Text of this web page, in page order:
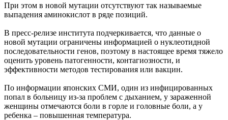
При этом в новой мутации отсутствуют так называемые
выпадения аминокислот в ряде позиций.
В пресс-релизе института подчеркивается, что данные о
новой мутации ограничены информацией о нуклеотидной
последовательности генов, поэтому в настоящее время тяжело
оценить уровень патогенности, контагиозности, и
эффективности методов тестирования или вакцин.
По информации японских СМИ, один из инфицированных
попал в больницу из-за проблем с дыханием, у зараженной
женщины отмечаются боли в горле и головные боли, а у
ребенка – повышенная температура.